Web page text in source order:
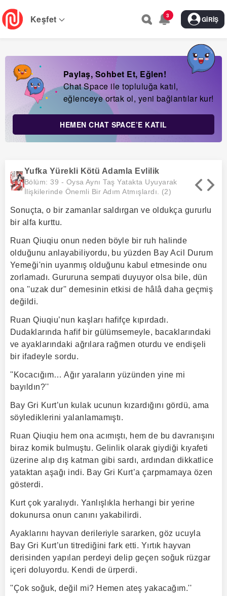
Skip
to
main
Keşfet 3 GIRIŞ
Paylaş, Sohbet Et, Eğlen!
Chat Space ile topluluğa katıl,
eğlenceye ortak ol, yeni bağlantılar kur!
HEMEN CHAT SPACE’E KATIL
Yufka Yürekli Kötü Adamla Evlilik
Bölüm: 39 - Oysa Aynı Taş Yatakta Uyuyarak
İlişkilerinde Önemli Bir Adım Atmışlardı. (2)
Sonuçta, o bir zamanlar saldırgan ve oldukça gururlu
bir alfa kurttu.
Ruan Qiuqiu onun neden böyle bir ruh halinde
olduğunu anlayabiliyordu, bu yüzden Bay Acil Durum
Yemeği'nin uyanmış olduğunu kabul etmesinde onu
zorlamadı. Gururuna sempati duyuyor olsa bile, dün
ona ''uzak dur'' demesinin etkisi de hâlâ daha geçmiş
değildi.
Ruan Qiuqiu’nun kaşları hafifçe kıpırdadı.
Dudaklarında hafif bir gülümsemeyle, bacaklarındaki
ve ayaklarındaki ağrılara rağmen oturdu ve endişeli
bir ifadeyle sordu.
''Kocacığım… Ağır yaraların yüzünden yine mi
bayıldın?''
Bay Gri Kurt’un kulak ucunun kızardığını gördü, ama
söylediklerini yalanlamamıştı.
Ruan Qiuqiu hem ona acımıştı, hem de bu davranışını
biraz komik bulmuştu. Gelinlik olarak giydiği kıyafeti
üzerine alıp dış katman gibi sardı, ardından dikkatlice
yataktan aşağı indi. Bay Gri Kurt’a çarpmamaya özen
gösterdi.
Kurt çok yaralıydı. Yanlışlıkla herhangi bir yerine
dokunursa onun canını yakabilirdi.
Ayaklarını hayvan derileriyle sararken, göz ucuyla
Bay Gri Kurt’un titrediğini fark etti. Yırtık hayvan
derisinden yapılan perdeyi delip geçen soğuk rüzgar
içeri doluyordu. Kendi de ürperdi.
''Çok soğuk, değil mi? Hemen ateş yakacağım.''